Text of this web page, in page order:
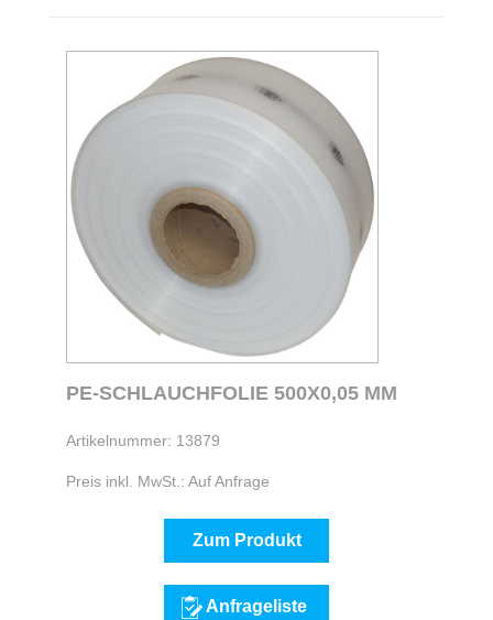
PE-SCHLAUCHFOLIE 500X0,05 MM
Artikelnummer: 13879
Preis inkl. MwSt.: Auf Anfrage
Zum Produkt
Anfrageliste